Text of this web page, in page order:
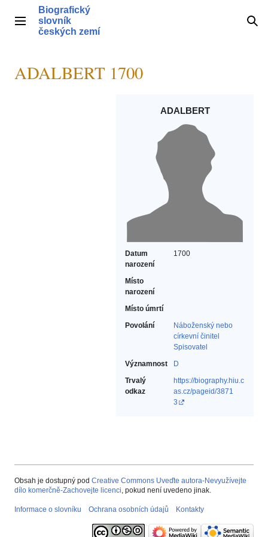
obsahHlavní menu
Biografický
slovník
českých zemí
ADALBERT 1700
ADALBERT
Datum
narození
1700
Místo
narození
Místo úmrtí
Povolání
Náboženský nebo
církevní činitel‎
Spisovatel‎
Významnost
D
Trvalý
odkaz
https://biography.hiu.c
as.cz/pageid/3871
3
Obsah je dostupný pod Creative Commons Uveďte autora-Nevyužívejte
dílo komerčně-Zachovejte licenci, pokud není uvedeno jinak.
Informace o slovníku Ochrana osobních údajů Kontakty